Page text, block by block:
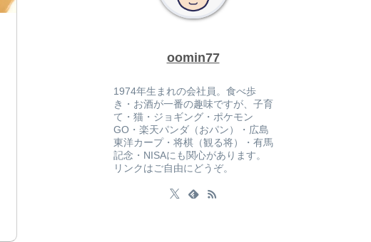
oomin77
1974年生まれの会社員。食べ歩
き・お酒が一番の趣味ですが、子育
て・猫・ジョギング・ポケモン
GO・楽天パンダ（おパン）・広島
東洋カープ・将棋（観る将）・有馬
記念・NISAにも関心があります。
リンクはご自由にどうぞ。